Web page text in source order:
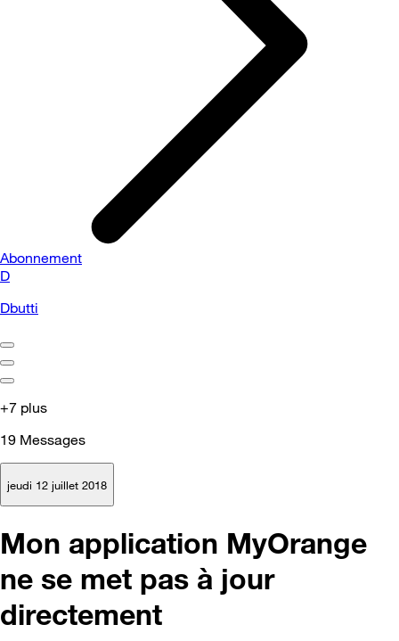
Abonnement
D
Dbutti
+7 plus
19 Messages
jeudi 12 juillet 2018
Mon application MyOrange
ne se met pas à jour
directement